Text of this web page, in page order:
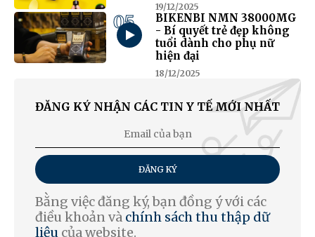
19/12/2025
05
BIKENBI NMN 38000MG
- Bí quyết trẻ đẹp không
tuổi dành cho phụ nữ
hiện đại
18/12/2025
ĐĂNG KÝ NHẬN CÁC TIN Y TẾ MỚI NHẤT
ĐĂNG KÝ
Bằng việc đăng ký, bạn đồng ý với các
điều khoản và chính sách thu thập dữ
liệu của website.